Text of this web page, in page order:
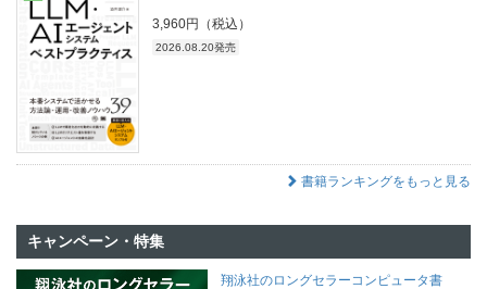
3,960円（税込）
2026.08.20発売
書籍ランキングをもっと見る
キャンペーン・特集
翔泳社のロングセラーコンピュータ書